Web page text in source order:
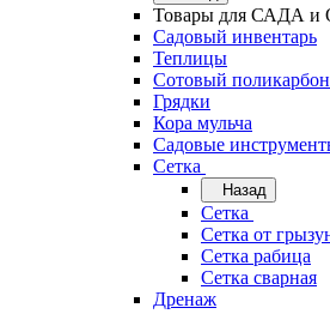
Товары для САДА
Садовый инвентарь
Теплицы
Сотовый
Грядки
Кора мульча
Садовые
Сетка
Назад
Сетка
Сетка от
Сетка рабица
Сетка сварная
Дренаж